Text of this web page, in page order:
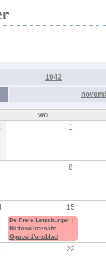
1942
wo
1
8
15
De Freie Letzeburger :
Nationalistescht
Oppositi'onsblad
22